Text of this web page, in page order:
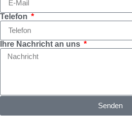
Telefon
Ihre Nachricht an uns
Senden